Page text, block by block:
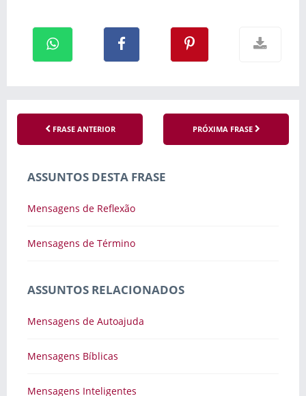
FRASE ANTERIOR PRÓXIMA FRASE
ASSUNTOS DESTA FRASE
Mensagens de Reflexão
Mensagens de Término
ASSUNTOS RELACIONADOS
Mensagens de Autoajuda
Mensagens Bíblicas
Mensagens Inteligentes